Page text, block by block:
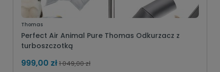
Thomas
Perfect Air Animal Pure Thomas Odkurzacz z
turboszczotką
999,00 zł1 049,00 zł